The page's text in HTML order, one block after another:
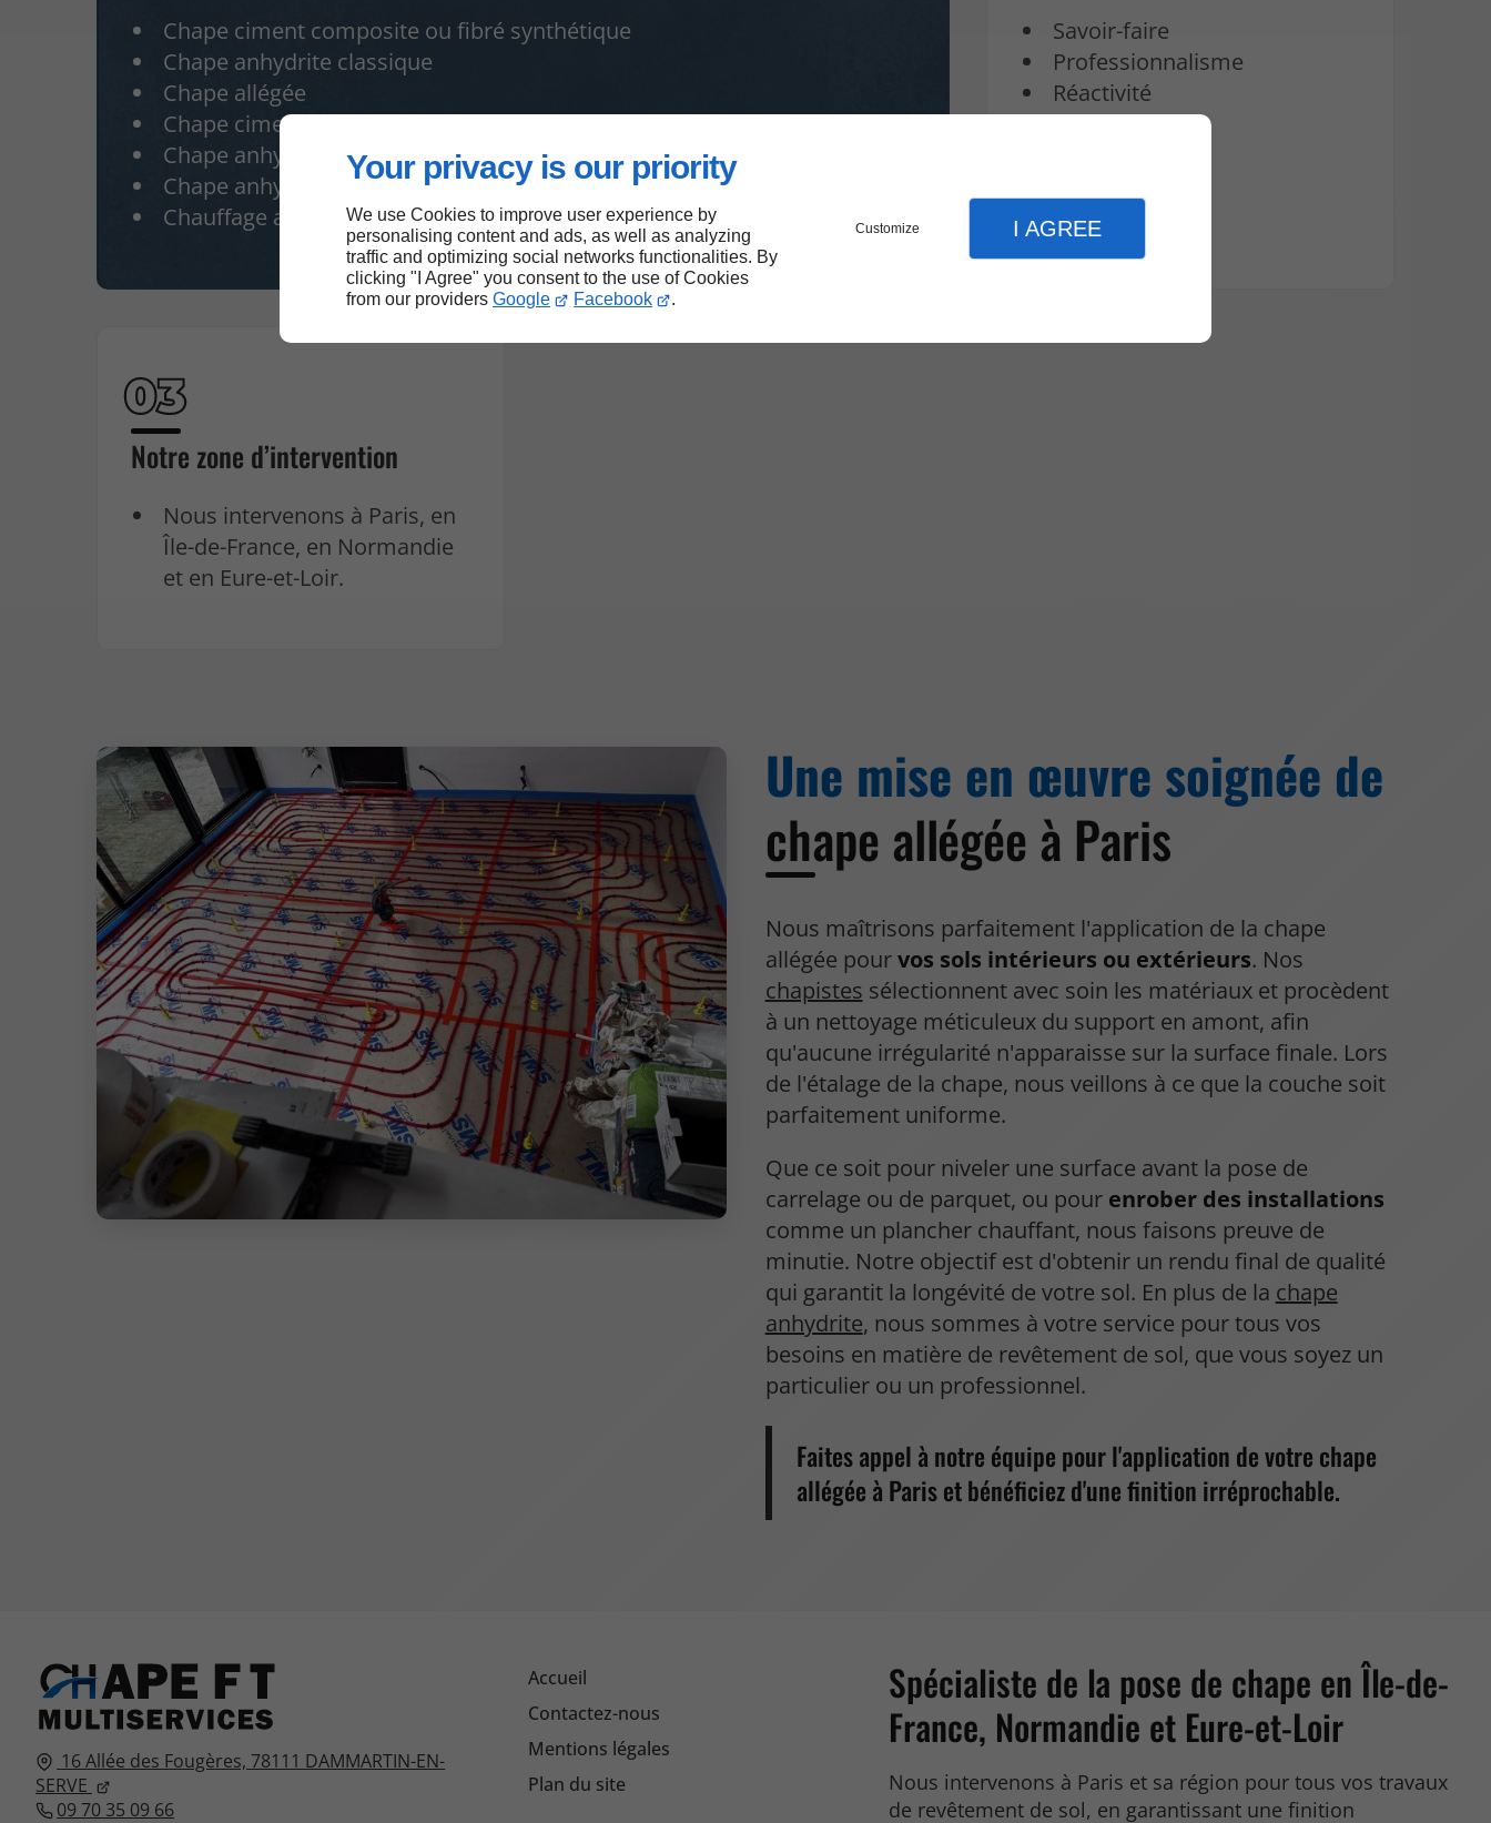
Your privacy is our priority
We use Cookies to improve user experience by
personalising content and ads, as well as analyzing
traffic and optimizing social networks functionalities. By
clicking "I Agree" you consent to the use of Cookies
from our providers Google Facebook .
Customize I AGREE
Chape ciment composite ou fibré synthétique
Chape anhydrite classique
Chape allégée
Chape ciment HPC
Chape anhydrite Excelio
Chape anhydrite Thermio Max
Chauffage au sol
Savoir-faire
Professionnalisme
Réactivité
Notre zone d’intervention
Nous intervenons à Paris, en
Île-de-France, en Normandie
et en Eure-et-Loir.
Une mise en œuvre soignée de
chape allégée à Paris
Nous maîtrisons parfaitement l'application de la chape
allégée pourvos sols intérieurs ou extérieurs. Nos
chapistes sélectionnent avec soin les matériaux et procèdent
à un nettoyage méticuleux du support en amont, afin
qu'aucune irrégularité n'apparaisse sur la surface finale. Lors
de l'étalage de la chape, nous veillons à ce que la couche soit
parfaitement uniforme.
Que ce soit pour niveler une surface avant la pose de
carrelage ou de parquet, ou pour enrober des installations
comme un plancher chauffant, nous faisons preuve de
minutie. Notre objectif est d'obtenir un rendu final de qualité
qui garantit la longévité de votre sol. En plus de la chape
anhydrite, nous sommes à votre service pour tous vos
besoins en matière de revêtement de sol, que vous soyez un
particulier ou un professionnel.
Faites appel à notre équipe pour l'application de votre chape
allégée à Paris et bénéficiez d'une finition irréprochable.
16 Allée des Fougères, 78111 DAMMARTIN-EN-
SERVE
09 70 35 09 66
Accueil
Contactez-nous
Mentions légales
Plan du site
Spécialiste de la pose de chape en Île-de-
France, Normandie et Eure-et-Loir
Nous intervenons à Paris et sa région pour tous vos travaux
de revêtement de sol, en garantissant une finition